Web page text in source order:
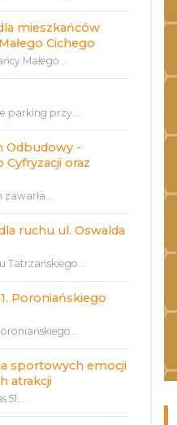
mieszkańców
Cichego
Małego...
parking przy...
Odbudowy -
oraz
ruchu ul. Oswalda
Tatrzańskiego...
Poroniańskiego
sportowych emocji
atrakcji
51....